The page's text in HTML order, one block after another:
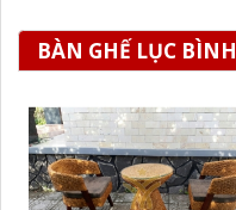
BÀN GHẾ LỤC BÌNH